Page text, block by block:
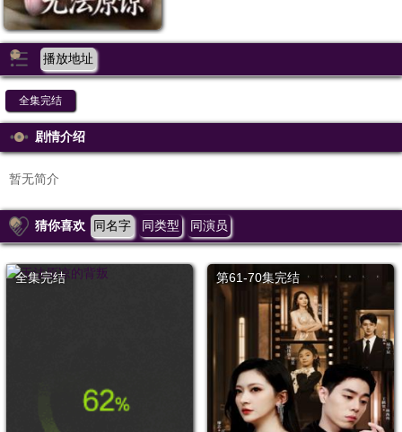
播放地址
全集完结
剧情介绍
暂无简介
猜你喜欢 同名字 同类型 同演员
全集完结 第61-70集完结